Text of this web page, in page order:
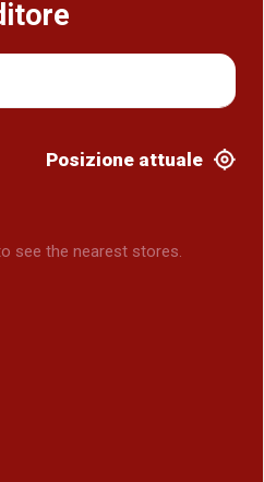
Posizione attuale
see the nearest stores.